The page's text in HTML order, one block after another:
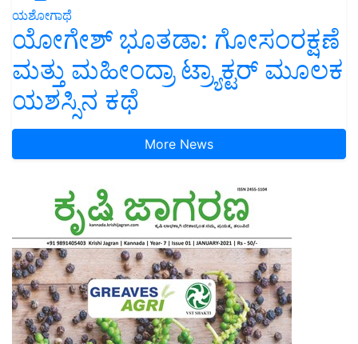
ಯಶೋಗಾಥೆ
ಯೋಗೇಶ್ ಭೂತಡಾ: ಗೋಸಂರಕ್ಷಣೆ
ಮತ್ತು ಮಹೀಂದ್ರಾ ಟ್ರ್ಯಾಕ್ಟರ್ ಮೂಲಕ
ಯಶಸ್ಸಿನ ಕಥೆ
More News